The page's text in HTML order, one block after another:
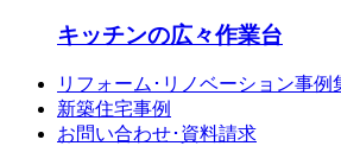
キッチンの広々作業台
リフォーム･ リノベーション事例
新築住宅事例
お問い合わせ･ 資料請求